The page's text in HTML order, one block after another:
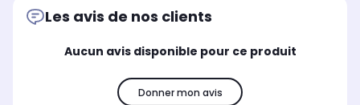
Les avis de nos clients
Aucun avis disponible pour ce produit
Donner mon avis